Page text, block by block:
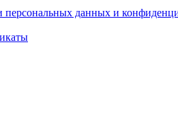
персональных данных и